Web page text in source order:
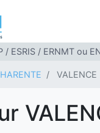
/ ESRIS / ERNMT ou
VALENCE